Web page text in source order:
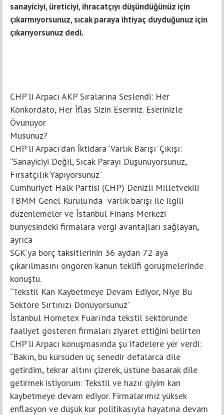
sanayiciyi, üreticiyi, ihracatçıyı düşündüğünüz için
çıkarmıyorsunuz, sıcak paraya ihtiyaç duyduğunuz için
çıkarıyorsunuz dedi.
CHP’li Arpacı AKP Sıralarına Seslendi: Her
Konkordato, Her İflas Sizin Eseriniz. Eserinizle
Övünüyor
Musunuz?
CHP’li Arpacı’dan İktidara ‘Varlık Barışı’ Çıkışı:
“Sanayiciyi Değil, Sıcak Parayı Düşünüyorsunuz,
Fırsatçılık Yapıyorsunuz”
Cumhuriyet Halk Partisi (CHP) Denizli Milletvekili
TBMM Genel Kurulu’nda varlık barışı ile ilgili
düzenlemeler ve İstanbul Finans Merkezi
bünyesindeki firmalara vergi avantajları sağlayan,
ayrıca
SGK’ya borç taksitlerinin 36 aydan 72 aya
çıkarılmasını öngören kanun teklifi görüşmelerinde
konuştu.
“Tekstil Kan Kaybetmeye Devam Ediyor, Niye Bu
Sektöre Sırtınızı Dönüyorsunuz”
İstanbul Hometex Fuarı’nda tekstil sektöründe
faaliyet gösteren firmaları ziyaret ettiğini belirten
CHP’li Arpacı konuşmasında şu ifadelere yer verdi:
“Bakın, bu kürsüden üç senedir defalarca dile
getirdim, tekrar altını çizerek, üstüne basarak dile
getirmek istiyorum: Tekstil ve hazır giyim kan
kaybetmeye devam ediyor. Firmalarımız yüksek
enflasyon ve düşük kur politikasıyla hayatına devam